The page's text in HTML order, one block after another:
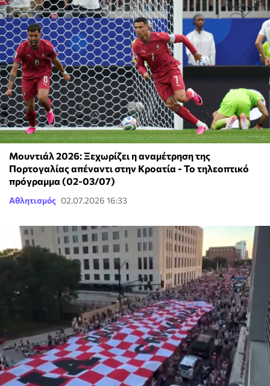
Μουντιάλ 2026: Ξεχωρίζει η αναμέτρηση της
Πορτογαλίας απέναντι στην Κροατία - Το τηλεοπτικό
πρόγραμμα (02-03/07)
Αθλητισμός 02.07.2026 16:33